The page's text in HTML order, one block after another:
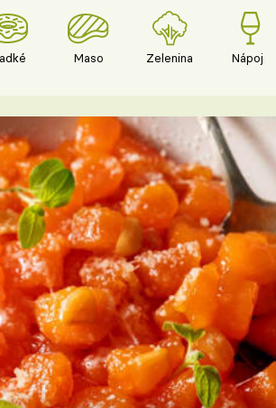
Maso Zelenina Nápoje